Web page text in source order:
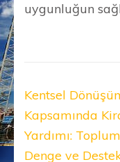
uygunluğun
Yazı
gezinmesi
Kentsel
Kapsamında
Yardımı:
Denge ve